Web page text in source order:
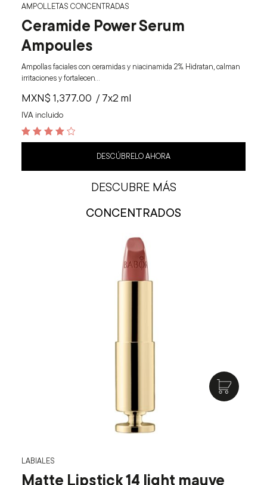
AMPOLLETAS CONCENTRADAS
Ceramide Power Serum
Ampoules
Ampollas faciales con ceramidas y niacinamida 2%. Hidratan, calman
irritaciones y fortalecen…
MXN$ 1,377.00
IVA incluido
/ 7x2 ml
4.3
DESCÚBRELO AHORA
DESCUBRE MÁS
CONCENTRADOS
LABIALES
Matte Lipstick 14 light mauve